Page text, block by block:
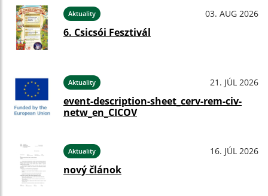
Aktuality 03. AUG 2026
6. Csicsói Fesztivál
Aktuality 21. JÚL 2026
event-description-sheet_cerv-rem-civ-
netw_en_CICOV
Aktuality 16. JÚL 2026
nový článok